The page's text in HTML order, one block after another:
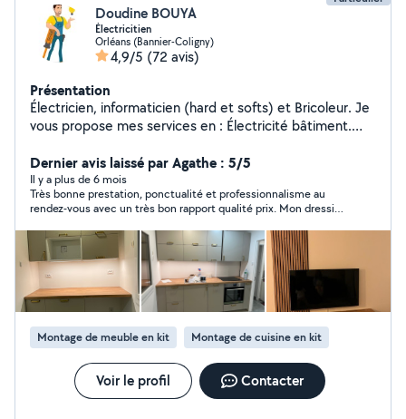
Doudine BOUYA
Électricitien
Orléans (Bannier-Coligny)
4,9/5 (72 avis)
Présentation
Électricien, informaticien (hard et softs) et Bricoleur. Je
vous propose mes services en : Électricité bâtiment.
voitures. Réseau informatique. Maintenance
informatique (hardware, softwares) Caméras de
surveillance, anti-intrusion, détection d'incendie.
Montage tous type de meubles. Installation des
cuisines. Serviable et appliqué je pourrai mettre en
œuvre mon savoir faire pour que votre installation soit
en sécurité. Dépannages 24/7 Appareillage (tableau de
distribution, caméras de surveillance, DVR, micro
ordinateurs, détecteurs de mouvements, détecteurs de
fumée, sonores, prise, interrupteur, éclairage ...)
intérieur extérieur
Dernier avis laissé par Agathe : 5/5
Il y a plus de 6 mois
Très bonne prestation, ponctualité et professionnalisme au
rendez-vous avec un très bon rapport qualité prix. Mon dressing
conseils d’installations m’ont été donnés, pour un éventuel
prochain dressing. Je recommande ! Encore merci.
Montage de meuble en kit Montage de cuisine en kit
Voir le profil Contacter